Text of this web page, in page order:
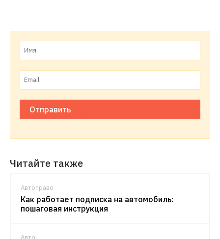
Отправить
Читайте также
Автоправо
Как работает подписка на автомобиль:
пошаговая инструкция
Авто